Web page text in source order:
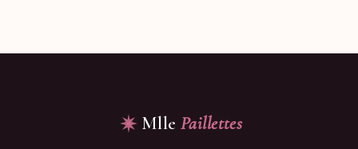
Mlle Paillettes